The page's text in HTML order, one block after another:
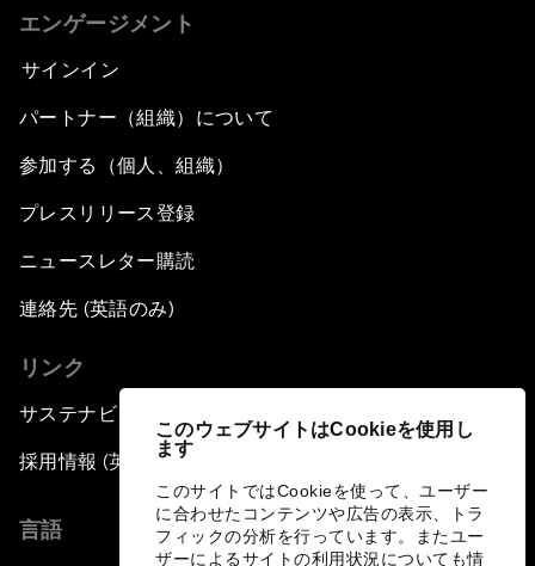
このウェブサイトはCookieを使用し
ます
このサイトではCookieを使って、ユーザー
に合わせたコンテンツや広告の表示、トラ
フィックの分析を行っています。またユー
ザーによるサイトの利用状況についても情
エンゲージメント
サインイン
パートナー（組織）について
参加する（個人、組織）
プレスリリース登録
ニュースレター購読
連絡先 (英語のみ)
リンク
サステナビリティへの取り組み
採用情報 (英語のみ)
言語